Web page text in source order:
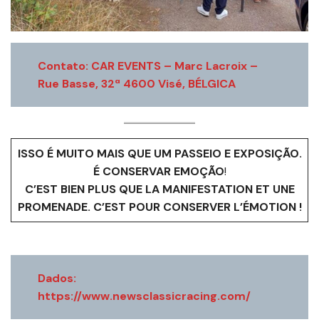
Contato: CAR EVENTS – Marc Lacroix –
Rue Basse, 32ª 4600 Visé, BÉLGICA
ISSO É MUITO MAIS QUE UM PASSEIO E EXPOSIÇÃO.
É CONSERVAR EMOÇÃO!
C’EST BIEN PLUS QUE LA MANIFESTATION ET UNE
PROMENADE. C’EST POUR CONSERVER L’ÉMOTION !
Dados:
https://www.newsclassicracing.com/